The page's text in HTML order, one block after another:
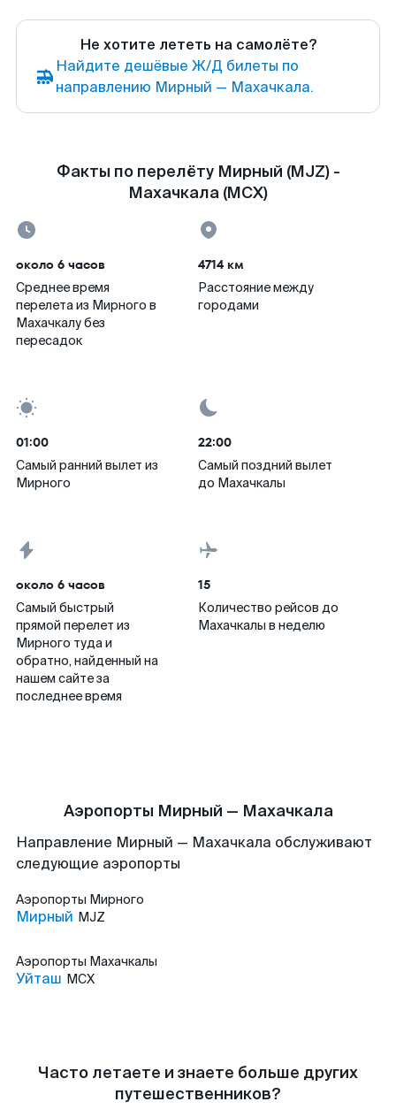
Не хотите лететь на самолёте?
Найдите дешёвые Ж/Д билеты по
направлению Мирный — Махачкала.
Факты по перелёту Мирный (MJZ) -
Махачкала (MCX)
около 6 часов
Среднее время
перелета из Мирного в
Махачкалу без
пересадок
4714 км
Расстояние между
городами
01:00
Самый ранний вылет из
Мирного
22:00
Самый поздний вылет
до Махачкалы
около 6 часов
Самый быстрый
прямой перелет из
Мирного туда и
обратно, найденный на
нашем сайте за
последнее время
15
Количество рейсов до
Махачкалы в неделю
Аэропорты Мирный — Махачкала
Направление Мирный — Махачкала обслуживают
следующие аэропорты
Аэропорты Мирного
Мирный MJZ
Аэропорты Махачкалы
Уйташ MCX
Часто летаете и знаете больше других
путешественников?